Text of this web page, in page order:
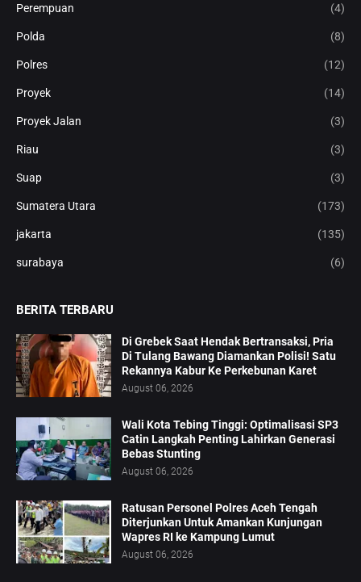
Perempuan (4)
Polda (8)
Polres (12)
Proyek (14)
Proyek Jalan (3)
Riau (3)
Suap (3)
Sumatera Utara (173)
jakarta (135)
surabaya (6)
BERITA TERBARU
Di Grebek Saat Hendak Bertransaksi, Pria
Di Tulang Bawang Diamankan Polisi! Satu
Rekannya Kabur Ke Perkebunan Karet
August 06, 2026
Wali Kota Tebing Tinggi: Optimalisasi SP3
Catin Langkah Penting Lahirkan Generasi
Bebas Stunting
August 06, 2026
Ratusan Personel Polres Aceh Tengah
Diterjunkan Untuk Amankan Kunjungan
Wapres RI ke Kampung Lumut
August 06, 2026